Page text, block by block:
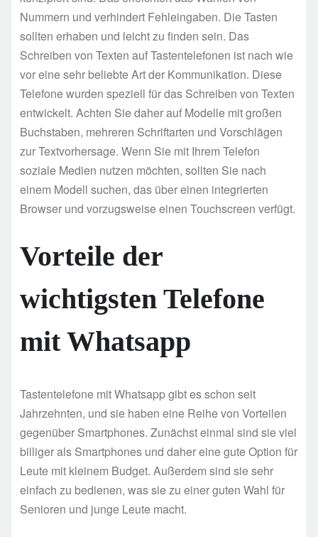
Nummern und verhindert Fehleingaben. Die Tasten
sollten erhaben und leicht zu finden sein. Das
Schreiben von Texten auf Tastentelefonen ist nach wie
vor eine sehr beliebte Art der Kommunikation. Diese
Telefone wurden speziell für das Schreiben von Texten
entwickelt. Achten Sie daher auf Modelle mit großen
Buchstaben, mehreren Schriftarten und Vorschlägen
zur Textvorhersage. Wenn Sie mit Ihrem Telefon
soziale Medien nutzen möchten, sollten Sie nach
einem Modell suchen, das über einen integrierten
Browser und vorzugsweise einen Touchscreen verfügt.
Vorteile der
wichtigsten Telefone
mit Whatsapp
Tastentelefone mit Whatsapp gibt es schon seit
Jahrzehnten, und sie haben eine Reihe von Vorteilen
gegenüber Smartphones. Zunächst einmal sind sie viel
billiger als Smartphones und daher eine gute Option für
Leute mit kleinem Budget. Außerdem sind sie sehr
einfach zu bedienen, was sie zu einer guten Wahl für
Senioren und junge Leute macht.